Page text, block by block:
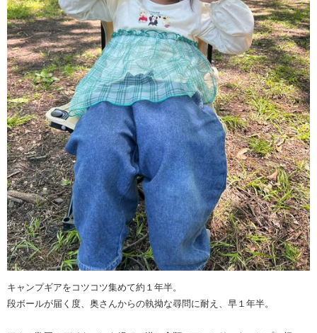
キャンプギアをコツコツ集めて約１年半。
段ボールが届く度、奥さんからの執拗な尋問に耐え、早１年半。